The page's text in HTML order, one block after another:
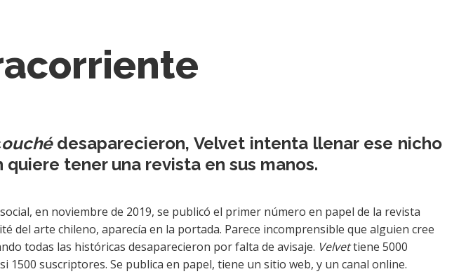
ouchédesaparecieron, Velvet intenta llenar ese nicho
tener una revista en sus manos.
en noviembre de 2019, se publicó el primer número en papel de la revista
del arte chileno, aparecía en la portada. Parece incomprensible que alguien cree
todas las históricas desaparecieron por falta de avisaje. Velvettiene 5000
1500 suscriptores. Se publica en papel, tiene un sitio web, y un canal online.